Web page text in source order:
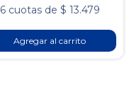
6 cuotas de $ 13.479
Agregar al carrito